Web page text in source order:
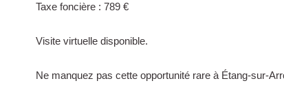
Taxe foncière : 789 €
Visite virtuelle disponible.
Ne manquez pas cette opportunité rare à Étang-sur-